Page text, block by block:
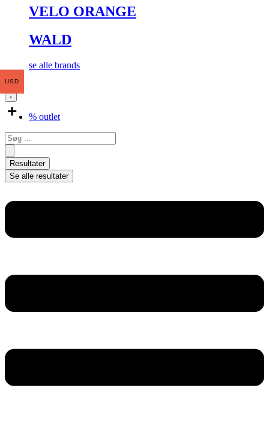
VELO ORANGE
WALD
se alle brands
% outlet
Search
...
Resultater
Se alle resultater
USD